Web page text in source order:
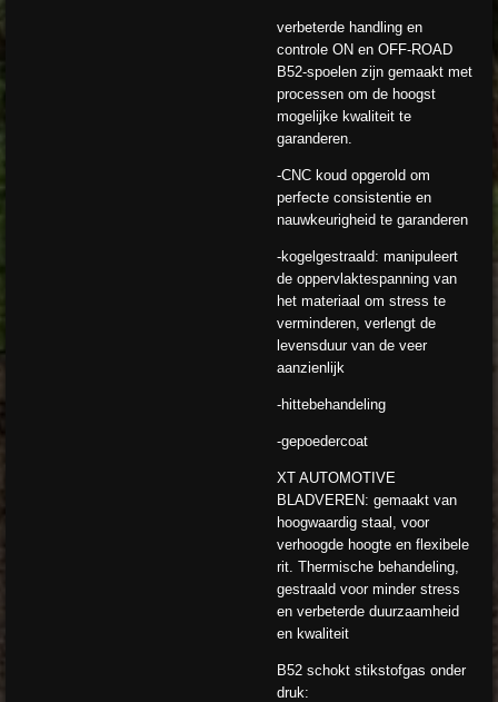
verbeterde handling en
controle ON en OFF-ROAD
B52-spoelen zijn gemaakt met
processen om de hoogst
mogelijke kwaliteit te
garanderen.
-CNC koud opgerold om
perfecte consistentie en
nauwkeurigheid te garanderen
-kogelgestraald: manipuleert
de oppervlaktespanning van
het materiaal om stress te
verminderen, verlengt de
levensduur van de veer
aanzienlijk
-hittebehandeling
-gepoedercoat
XT AUTOMOTIVE
BLADVEREN: gemaakt van
hoogwaardig staal, voor
verhoogde hoogte en flexibele
rit. Thermische behandeling,
gestraald voor minder stress
en verbeterde duurzaamheid
en kwaliteit
B52 schokt stikstofgas onder
druk: